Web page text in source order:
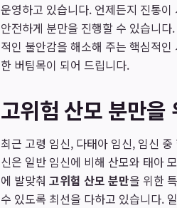
운영하고 있습니다. 언제든지 진통
안전하게 분만을 진행할 수 있습니
적인 불안감을 해소해 주는 핵심적
한 버팀목이 되어 드립니다.
고위험 산모 분만을
최근 고령 임신, 다태아 임신, 임신
신은 일반 임신에 비해 산모와 태아
에 발맞춰 고위험 산모 분만을 위한
수 있도록 최선을 다하고 있습니다.